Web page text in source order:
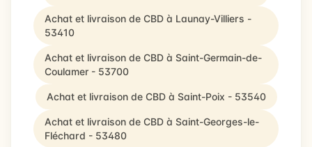
Achat et livraison de CBD à Launay-Villiers -
53410
Achat et livraison de CBD à Saint-Germain-de-
Coulamer - 53700
Achat et livraison de CBD à Saint-Poix - 53540
Achat et livraison de CBD à Saint-Georges-le-
Fléchard - 53480